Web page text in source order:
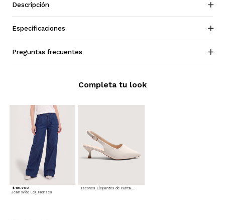
Descripción
Especificaciones
Preguntas frecuentes
$ 119.900
Jean Wide Leg Prenses
Tacones Elegantes de Punta Fina
Completa tu look